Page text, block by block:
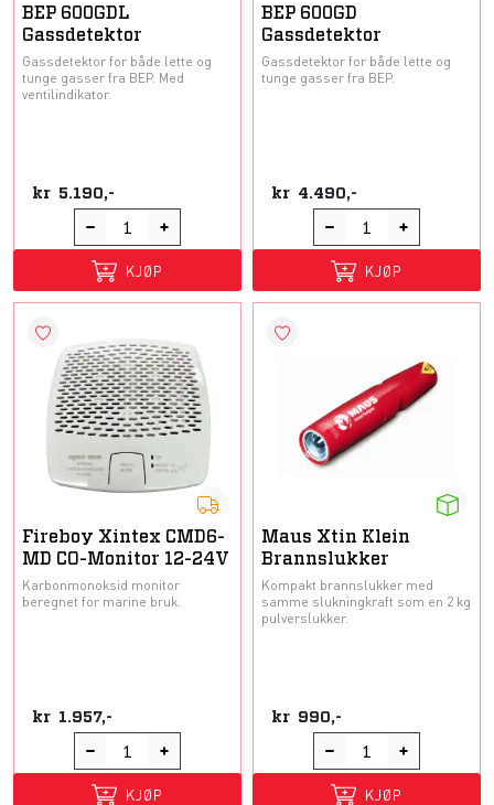
BEP 600GDL
Gassdetektor
Gassdetektor for både lette og
tunge gasser fra BEP. Med
ventilindikator.
kr 5.190,-
KJØP
BEP 600GD
Gassdetektor
Gassdetektor for både lette og
tunge gasser fra BEP.
kr 4.490,-
KJØP
Fireboy Xintex CMD6-
MD CO-Monitor 12-24V
Karbonmonoksid monitor
beregnet for marine bruk.
kr 1.957,-
KJØP
Maus Xtin Klein
Brannslukker
Kompakt brannslukker med
samme slukningkraft som en 2 kg
pulverslukker.
kr 990,-
KJØP